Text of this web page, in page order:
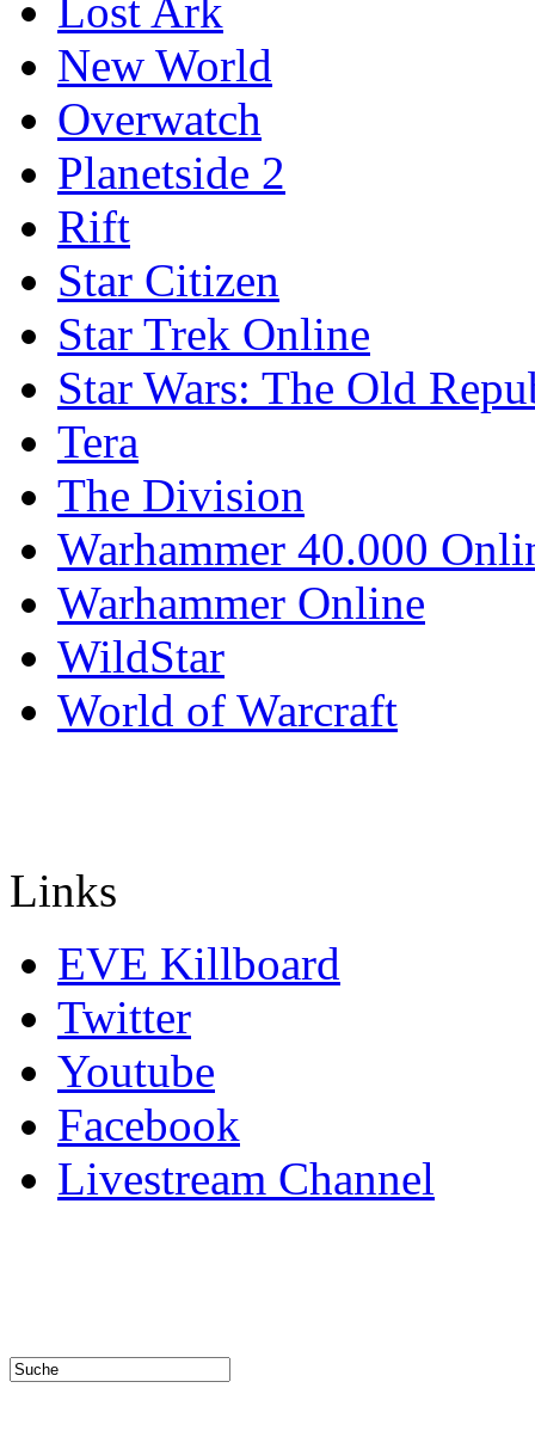
Lost Ark
New World
Overwatch
Planetside 2
Rift
Star Citizen
Star Trek Online
Star Wars: The Old
Tera
The Division
Warhammer 40.000
Warhammer Online
WildStar
World of Warcraft
Links
EVE Killboard
Twitter
Youtube
Facebook
Livestream Channel